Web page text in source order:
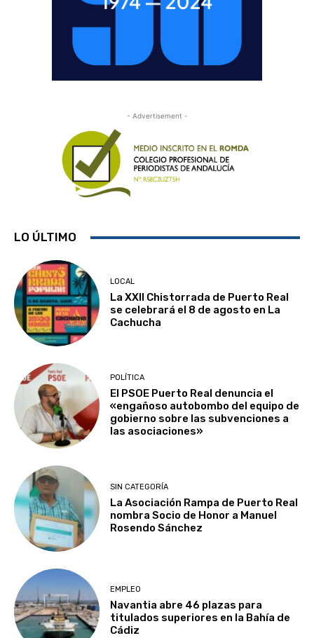
- Advertisement -
LO ÚLTIMO
LOCAL
La XXII Chistorrada de Puerto Real
se celebrará el 8 de agosto en La
Cachucha
POLÍTICA
El PSOE Puerto Real denuncia el
«engañoso autobombo del equipo de
gobierno sobre las subvenciones a
las asociaciones»
SIN CATEGORÍA
La Asociación Rampa de Puerto Real
nombra Socio de Honor a Manuel
Rosendo Sánchez
EMPLEO
Navantia abre 46 plazas para
titulados superiores en la Bahía de
Cádiz